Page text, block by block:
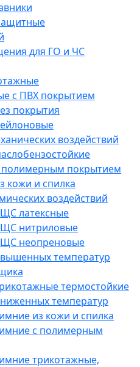
для ГО и ЧС
с ПВХ покрытием
покрытия
воздействий
полимерным покрытием
кожи и спилка
воздействий
латексные
нитриловые
неопреновые
температур
термостойкие
температур
из кожи и спилка
с полимерным
трикотажные,